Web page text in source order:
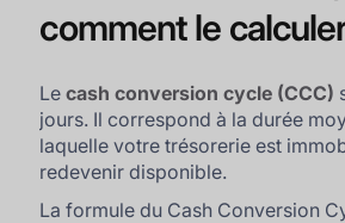
comment le
Lecash conversion cycle (CCC)
jours. Il correspond à la durée
laquelle votre trésorerie est
redevenir disponible.
La formule du Cash Conversion